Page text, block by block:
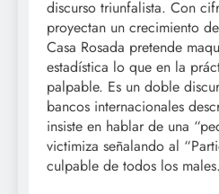
discurso triunfalista. Con
proyectan un crecimiento
Casa Rosada pretende
estadística lo que en la
palpable. Es un doble
bancos internacionales
insiste en hablar de una
victimiza señalando al
culpable de todos los males.